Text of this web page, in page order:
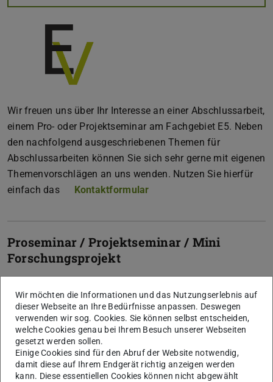
Wir freuen uns über Ihr Interesse an einer Abschlussarbeit,
einem Pro- oder Projektseminar am Fachgebiet E5. Neben
den nachfolgend ausgeschriebenen Themen für
Abschlussarbeiten können Sie sich sehr gerne mit eigenen
Themenvorschlägen an uns wenden. Nutzen Sie hierfür
einfach das
Kontaktformular
Proseminar / Projektseminar / Mini
Forschungsprojekt
Kontaktformular für
Abschlussarbeiten
Hier finden Sie das Kontaktformular
Wir möchten die Informationen und das Nutzungserlebnis auf
dieser Webseite an Ihre Bedürfnisse anpassen. Deswegen
verwenden wir sog. Cookies. Sie können selbst entscheiden,
welche Cookies genau bei Ihrem Besuch unserer Webseiten
gesetzt werden sollen.
Einige Cookies sind für den Abruf der Website notwendig,
damit diese auf Ihrem Endgerät richtig anzeigen werden
kann. Diese essentiellen Cookies können nicht abgewählt